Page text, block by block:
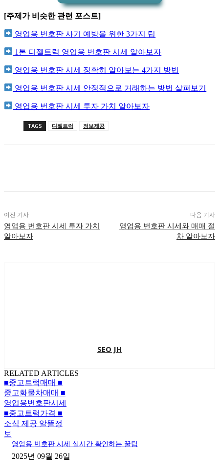
[주제가 비슷한 관련 포스트]
영업용 번호판 사기 예방을 위한 3가지 팁
1톤 디젤트럭 영업용 번호판 시세 알아보자
영업용 번호판 시세 정확히 알아보는 4가지 방법
영업용 번호판 시세 안정적으로 거래하는 방법 살펴보기
영업용 번호판 시세 투자 가치 알아보자
TAGS 디젤트럭 정보제공
이전 기사
영업용 번호판 시세 투자 가치
알아보자
다음 기사
영업용 번호판 시세와 매매 절
차 알아보자
SEO JH
RELATED ARTICLES
■중고트럭매매 ■
중고화물차매매 ■
영업용번호판시세
■중고트럭가격 ■
소식 제공 알뜰정
보
영업용 번호판 시세 실시간 확인하는 꿀팁
2025년 09월 26일